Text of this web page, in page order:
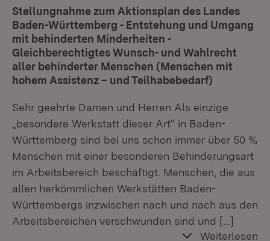
Stellungnahme zum Aktionsplan des Landes
Baden-Württemberg - Entstehung und Umgang
mit behinderten Minderheiten -
Gleichberechtigtes Wunsch- und Wahlrecht
aller behinderter Menschen (Menschen mit
hohem Assistenz – und Teilhabebedarf)
Sehr geehrte Damen und Herren Als einzige
„besondere Werkstatt dieser Art“ in Baden-
Württemberg sind bei uns schon immer über 50 %
Menschen mit einer besonderen Behinderungsart
im Arbeitsbereich beschäftigt. Menschen, die aus
allen herkömmlichen Werkstätten Baden-
Württembergs inzwischen nach und nach aus den
Arbeitsbereichen verschwunden sind und […]
Weiterlesen